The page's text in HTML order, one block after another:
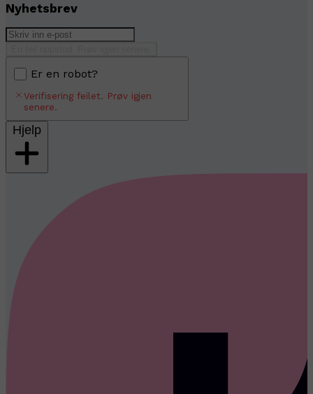
Nyhetsbrev
Er en robot?
Verifisering feilet. Prøv igjen
senere.
Hjelp